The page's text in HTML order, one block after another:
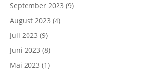
September 2023 (9)
August 2023 (4)
Juli 2023 (9)
Juni 2023 (8)
Mai 2023 (1)